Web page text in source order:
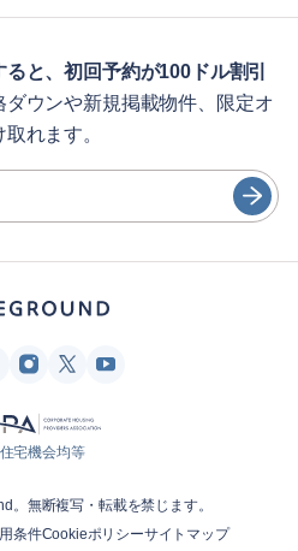
イト
と、初回予約が100ドル割引
ダウンや新規掲載物件、限定オ
れます。
住宅機会均等
。無断複写・転載を禁じます。
条件Cookieポリシーサイトマップ